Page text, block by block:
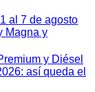
al 7 de agosto
Magna y
y Diésel
así queda el